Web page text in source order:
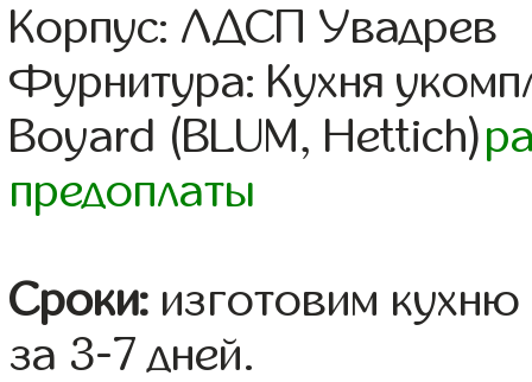
Корпус: ЛДСП Увадрев
Фурнитура: Кухня
Boyard (BLUM, Hettich)
предоплаты
Сроки: изготовим
за 3-7 дней.